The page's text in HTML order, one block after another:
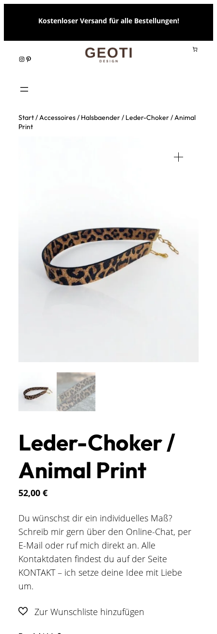
Kostenloser Versand für alle Bestellungen!
Instagram Pinterest
Start/Accessoires/ Halsbaender/ Leder-Choker / Animal
Print
Leder-Choker /
Animal Print
52,00 €
Du wünschst dir ein individuelles Maß?
Schreib mir gern über den Online-Chat, per
E-Mail oder ruf mich direkt an. Alle
Kontaktdaten findest du auf der Seite
KONTAKT – ich setze deine Idee mit Liebe
um.